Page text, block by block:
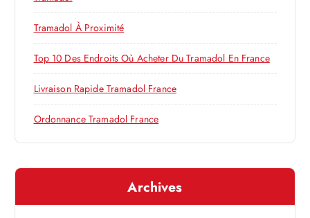
r
t
i
e
r
:
Tramadol À Proximité
Top 10 Des Endroits Où Acheter Du Tramadol En France
Livraison Rapide Tramadol France
Ordonnance Tramadol France
Archives